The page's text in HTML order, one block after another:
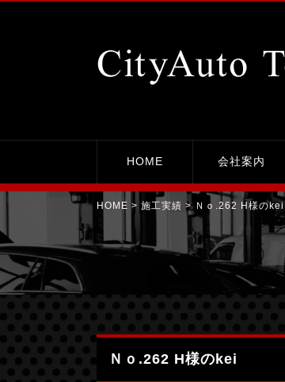
HOME 会社案内
HOME > 施工実績 > Ｎｏ.262 H様のkei
Ｎｏ.262 H様のkei